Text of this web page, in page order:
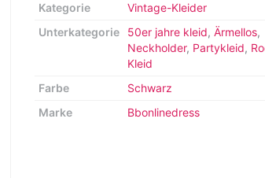
Kategorie
Vintage-Kleider
Unterkategorie
50er jahre kleid, Ärmellos,
Neckholder, Partykleid,
Kleid
Farbe
Schwarz
Marke
Bbonlinedress